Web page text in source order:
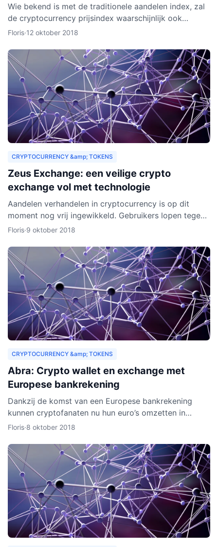
Wie bekend is met de traditionele aandelen index, zal
de cryptocurrency prijsindex waarschijnlijk ook
interessant vinden. In dit artikel behandelen we hoe
Floris·12 oktober 2018
CRYPTOCURRENCY &amp; TOKENS
Zeus Exchange: een veilige crypto
exchange vol met technologie
Aandelen verhandelen in cryptocurrency is op dit
moment nog vrij ingewikkeld. Gebruikers lopen tegen
drempels aan. Er gelden bijvoorbeeld strenge regels,
Floris·9 oktober 2018
CRYPTOCURRENCY &amp; TOKENS
Abra: Crypto wallet en exchange met
Europese bankrekening
Dankzij de komst van een Europese bankrekening
kunnen cryptofanaten nu hun euro’s omzetten in
cryptogeld. Hiervoor hoeft alleen geld gestort te
Floris·8 oktober 2018